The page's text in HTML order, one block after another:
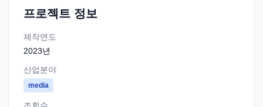
프로젝트 정보
제작연도
2023년
산업분야
media